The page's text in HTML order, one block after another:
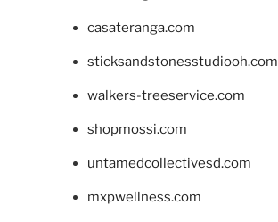
casateranga.com
sticksandstonesstudiooh.com
walkers-treeservice.com
shopmossi.com
untamedcollectivesd.com
mxpwellness.com